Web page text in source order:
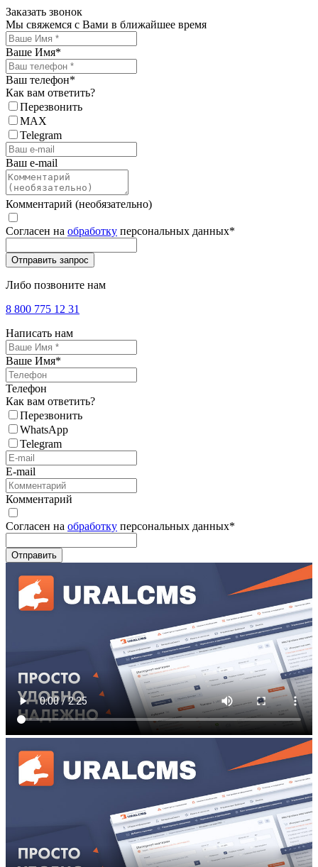
Заказать звонок
Мы свяжемся с Вами в ближайшее время
Ваше Имя*
Ваш телефон*
Как вам ответить?
Перезвонить
MAX
Telegram
Ваш e-mail
Комментарий (необязательно)
Согласен на обработку персональных данных*
Либо позвоните нам
8 800 775 12 31
Написать нам
Ваше Имя*
Телефон
Как вам ответить?
Перезвонить
WhatsApp
Telegram
E-mail
Комментарий
Согласен на обработку персональных данных*